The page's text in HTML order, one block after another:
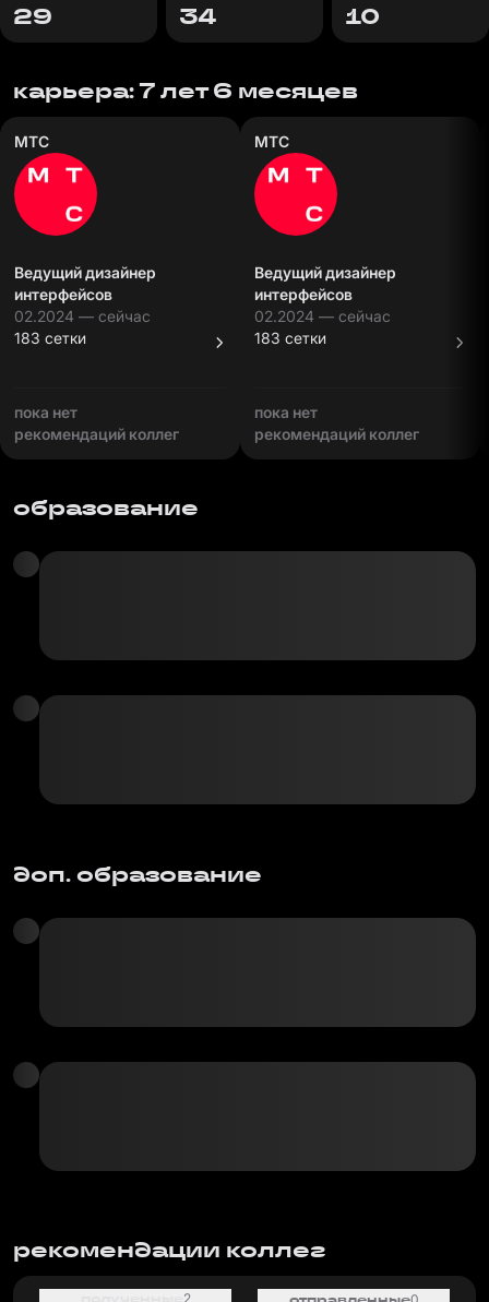
29 34 10
карьера: 7 лет 6 месяцев
МТС
Ведущий дизайнер
интерфейсов
02.2024 — сейчас
183 сетки
пока нет
рекомендаций коллег
МТС
Ведущий дизайнер
интерфейсов
02.2024 — сейчас
183 сетки
пока нет
рекомендаций коллег
образование
доп. образование
рекомендации коллег
2